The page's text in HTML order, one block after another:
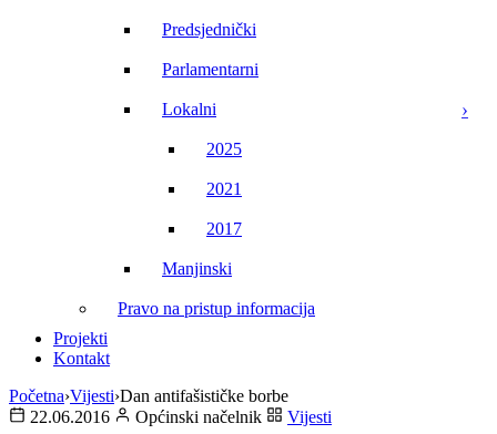
Predsjednički
Parlamentarni
Lokalni
2025
2021
2017
Manjinski
Pravo na pristup informacija
Projekti
Kontakt
Početna›Vijesti›Dan antifašističke borbe
22.06.2016
Općinski načelnik Vijesti